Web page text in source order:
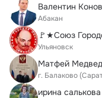
Валентин
Абакан
🚩★Союз
Ульяновск
Матфей
г. Балаково
ирина салькова